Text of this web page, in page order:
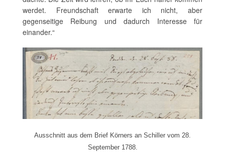
werdet. Freundschaft erwarte ich nicht, aber
gegenseitige Reibung und dadurch Interesse für
einander.“
Ausschnitt aus dem Brief Körners an Schiller vom 28.
September 1788.